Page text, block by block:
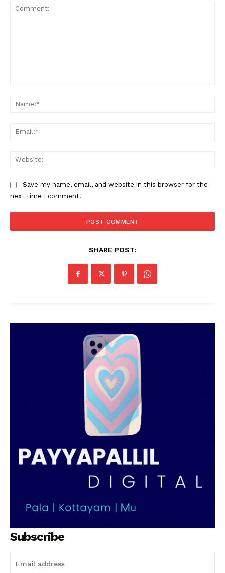
Save my name, email, and website in this browser for the
next time I comment.
SHARE POST:
Subscribe